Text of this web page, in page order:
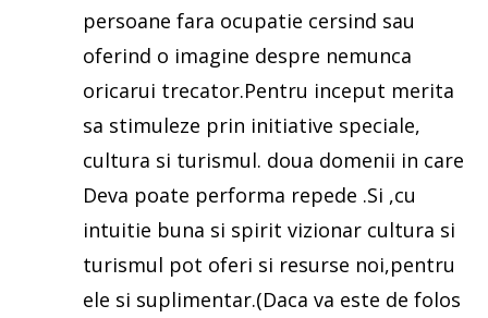
persoane fara ocupatie cersind sau
oferind o imagine despre nemunca
oricarui trecator.Pentru inceput merita
sa stimuleze prin initiative speciale,
cultura si turismul. doua domenii in care
Deva poate performa repede .Si ,cu
intuitie buna si spirit vizionar cultura si
turismul pot oferi si resurse noi,pentru
ele si suplimentar.(Daca va este de folos